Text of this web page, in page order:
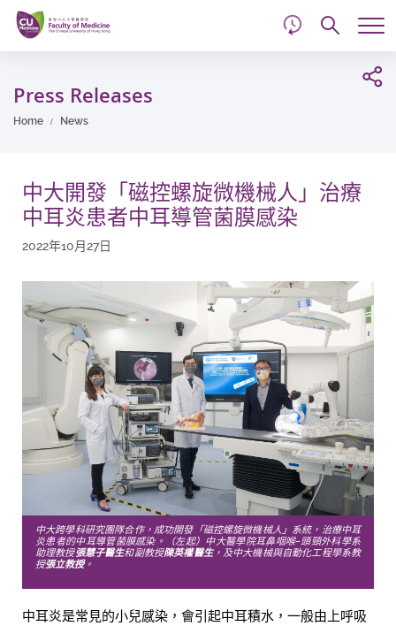
Skip
main
content
Press Releases
Home News
中大開發「磁控螺旋微機械人」治療
中耳炎患者中耳導管菌膜感染
2022年10月27日
中大跨學科研究團隊合作，成功開發「磁控螺旋微機械人」系統，治療中耳
炎患者的中耳導管菌膜感染。
（左起）中大醫學院耳鼻咽喉–頭頸外科學系
助理教授張慧子醫生和副教授陳英權醫生，及中大機械與自動化工程學系教
授張立教授。
中耳炎是常見的小兒感染，會引起中耳積水，一般由上呼吸